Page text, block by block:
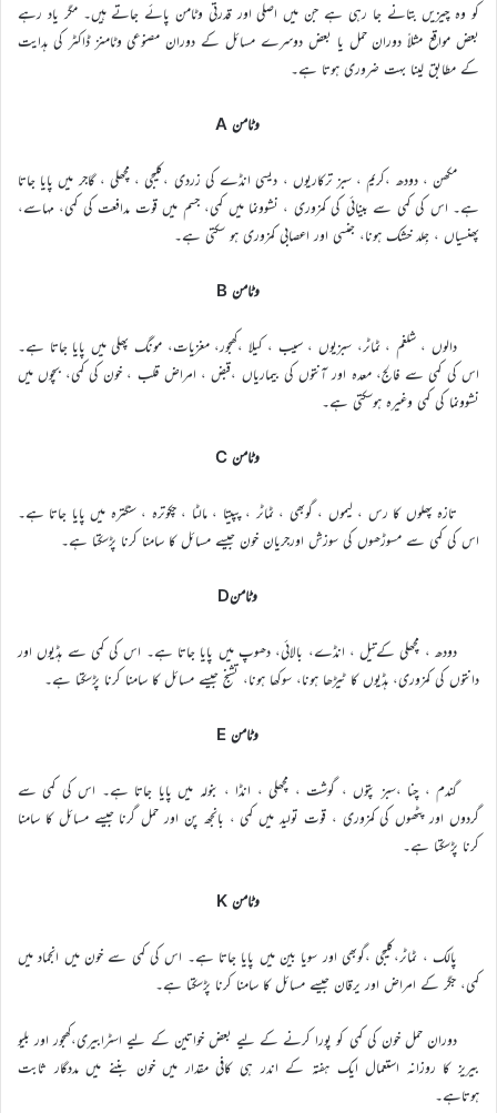
کو وہ چیزیں بتانے جا رہی ہے جن میں اصلی اور قدرتی وٹامن پائے جاتے ہیں۔ مگر یاد رہے
بعض مواقع مثلاً دوران حمل یا بعض دوسرے مسائل کے دوران مصنوعی وٹامنز ڈاکٹر کی ہدایت
کے مطابق لینا بہت ضروری ہوتا ہے۔
وٹامن A
مکھن ، دودھ ،کریم ، سبز ترکاریوں ، دیسی انڈے کی زردی ،کلیجی ، مچھلی ، گاجر میں پایا جاتا
ہے۔ اس کی کمی سے بینائی کی کمزوری ، نشوونما میں کمی، جسم میں قوت مدافعت کی کمی، مہاسے،
پھنسیاں ، جِلد خشک ہونا، جنسی اور اعصابی کمزوری ہو سکتی ہے۔
وٹامن B
دالوں ، شلغم ، ٹماٹر، سبزیوں ، سیب ، کیلا ،کھجور، مغزیات، مونگ پھلی میں پایا جاتا ہے۔
اس کی کمی سے فالج، معدہ اور آنتوں کی بیماریاں ،قبض ، امراض قلب ، خون کی کمی، بچوں میں
نشوونما کی کمی وغیرہ ہوسکتی ہے۔
وٹامن C
تازہ پھلوں کا رس ، لیموں ، گوبھی ، ٹماٹر ، پپیتا ، مالٹا ، چکوترہ ، سنگترہ میں پایا جاتا ہے۔
اس کی کمی سے مسوڑھوں کی سوزش اورجریان خون جیسے مسائل کا سامنا کرنا پڑسکتا ہے۔
وٹامنD
دودھ ، مچھلی کےتیل ، انڈے، بالائی، دھوپ میں پایا جاتا ہے۔ اس کی کمی سے ہڈیوں اور
دانتوں کی کمزوری، ہڈیوں کا ٹیڑھا ہونا، سوکھا ہونا، تشنج جیسے مسائل کا سامنا کرنا پڑسکتا ہے۔
وٹامن E
گندم ، چنا ،سبز پتوں ، گوشت ، مچھلی ، انڈا ، بنولہ میں پایا جاتا ہے۔ اس کی کمی سے
گردوں اور پٹھوں کی کمزوری ، قوت تولید میں کمی ، بانجھ پن اور حمل گرنا جیسے مسائل کا سامنا
کرنا پڑسکتا ہے۔
وٹامن K
پالک ، ٹماٹر،کلیجی ،گوبھی اور سویا بین میں پایا جاتا ہے۔ اس کی کمی سے خون میں انجماد میں
کمی، جگر کے امراض اور یرقان جیسے مسائل کا سامنا کرنا پڑسکتا ہے۔
دوران حمل خون کی کمی کو پورا کرنے کے لیے بعض خواتین کے لیے اسٹرابیری،کھجور اور بلیو
بیریز کا روزانہ استعمال ایک ہفتہ کے اندر ہی کافی مقدار میں خون بننے میں مددگار ثابت
ہوتاہے۔